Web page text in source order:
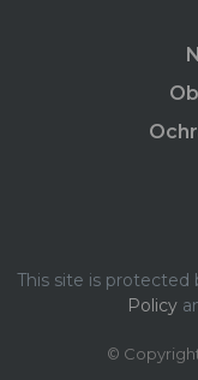
This site is protected
Policy
©